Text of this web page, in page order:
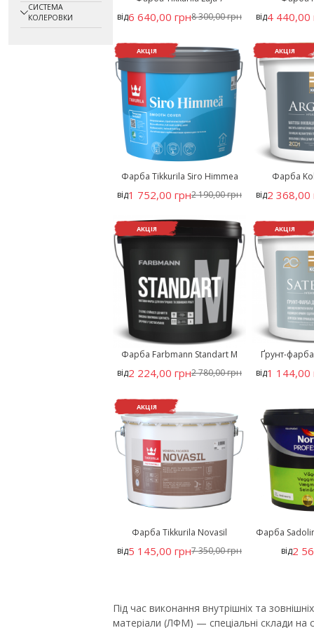
СИСТЕМА
КОЛЕРОВКИ
від6 640,00 грн8 300,00 грн
від4 440,00
АКЦІЯ
Фарба Tikkurila Siro Himmea
від1 752,00 грн2 190,00 грн
АКЦІЯ
Фарба
від2 368,00
АКЦІЯ
Фарба Farbmann Standart M
від2 224,00 грн2 780,00 грн
АКЦІЯ
Ґрунт-
від1 144,00
АКЦІЯ
Фарба Tikkurila Novasil
від5 145,00 грн7 350,00 грн
Фарба
від2
Під час виконання внутрішніх та
матеріали (ЛФМ) — спеціальні склади на